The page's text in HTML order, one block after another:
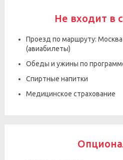
Не входит в
Проезд по маршруту:
(авиабилеты)
Обеды и ужины по
Спиртные напитки
Медицинское страхование